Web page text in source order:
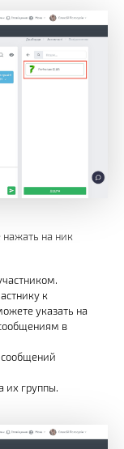
на ник
к
указать на
в
сообщений
их группы.